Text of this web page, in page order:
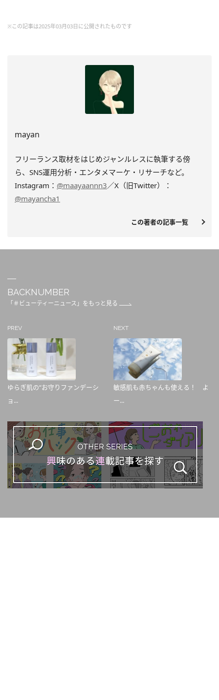
※この記事は2025年03月03日に公開されたものです
mayan
フリーランス取材をはじめジャンルレスに執筆する傍
ら、SNS運用分析・エンタメマーケ・リサーチなど。
Instagram： @maayaannn3／X（旧Twitter）：
@mayancha1
この著者の記事一覧
BACKNUMBER
「＃ビューティーニュース」をもっと見る
PREV
ゆらぎ肌の“お守りファンデーシ
ョ...
NEXT
敏感肌も赤ちゃんも使える！ よ
ー...